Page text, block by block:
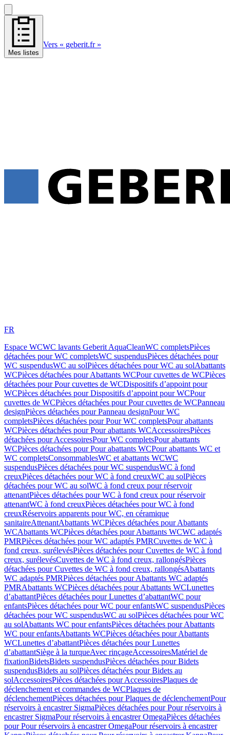
Mes listes
Vers « geberit.fr »
FR
Espace WCWC lavants Geberit AquaCleanWC completsPièces
détachées pour WC completsWC suspendusPièces détachées pour
WC suspendusWC au solPièces détachées pour WC au solAbattants
WCPièces détachées pour Abattants WCPour cuvettes de WCPièces
détachées pour Pour cuvettes de WCDispositifs d’appoint pour
WCPièces détachées pour Dispositifs d’appoint pour WCPour
cuvettes de WCPièces détachées pour Pour cuvettes de WCPanneau
designPièces détachées pour Panneau designPour WC
completsPièces détachées pour Pour WC completsPour abattants
WCPièces détachées pour Pour abattants WCAccessoiresPièces
détachées pour AccessoiresPour WC completsPour abattants
WCPièces détachées pour Pour abattants WCPour abattants WC et
WC completsConsommablesWC et abattants WCWC
suspendusPièces détachées pour WC suspendusWC à fond
creuxPièces détachées pour WC à fond creuxWC au solPièces
détachées pour WC au solWC à fond creux pour réservoir
attenantPièces détachées pour WC à fond creux pour réservoir
attenantWC à fond creuxPièces détachées pour WC à fond
creuxRéservoirs apparents pour WC, en céramique
sanitaireAttenantAbattants WCPièces détachées pour Abattants
WCAbattants WCPièces détachées pour Abattants WCWC adaptés
PMRPièces détachées pour WC adaptés PMRCuvettes de WC à
fond creux, surélevésPièces détachées pour Cuvettes de WC à fond
creux, surélevésCuvettes de WC à fond creux, rallongésPièces
détachées pour Cuvettes de WC à fond creux, rallongésAbattants
WC adaptés PMRPièces détachées pour Abattants WC adaptés
PMRAbattants WCPièces détachées pour Abattants WCLunettes
d’abattantPièces détachées pour Lunettes d’abattantWC pour
enfantsPièces détachées pour WC pour enfantsWC suspendusPièces
détachées pour WC suspendusWC au solPièces détachées pour WC
au solAbattants WC pour enfantsPièces détachées pour Abattants
WC pour enfantsAbattants WCPièces détachées pour Abattants
WCLunettes d’abattantPièces détachées pour Lunettes
d’abattantSiège à la turqueAvec rinçageAccessoiresMatériel de
fixationBidetsBidets suspendusPièces détachées pour Bidets
suspendusBidets au solPièces détachées pour Bidets au
solAccessoiresPièces détachées pour AccessoiresPlaques de
déclenchement et commandes de WCPlaques de
déclenchementPièces détachées pour Plaques de déclenchementPour
réservoirs à encastrer SigmaPièces détachées pour Pour réservoirs à
encastrer SigmaPour réservoirs à encastrer OmegaPièces détachées
pour Pour réservoirs à encastrer OmegaPour réservoirs à encastrer